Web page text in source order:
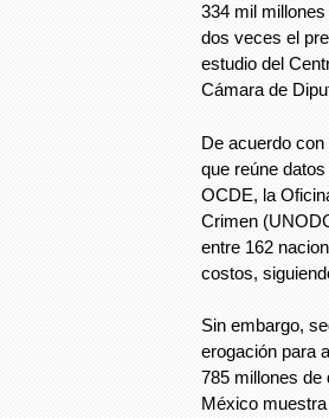
334 mil
dos veces el
estudio del
Cámara de
De acuerdo
que reúne
OCDE, la
Crimen
entre 162
costos,
Sin embargo,
erogación para
785 millones de
México